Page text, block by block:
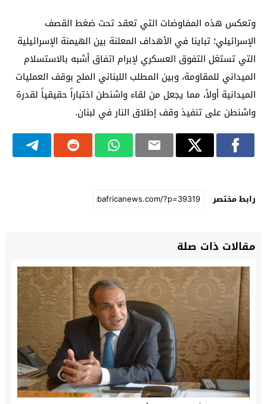
وتعكس هذه المفاوضات التي تعقد تحت ضغط القصف
الإسرائيلي؛ تباينا في الأهداف المعلنة بين الهيمنة الإسرائيلية
التي تستغل التفوق العسكري لإبرام اتفاق أشبه بالاستسلام
الميداني للمقاومة، وبين المطلب اللبناني الملح بوقف العمليات
الميدانية أولاً، مما يجعل من لقاء واشنطن اختباراً حقيقياً لقدرة
واشنطن على تنفيذ وقف إطلاق النار في لبنان.
رابط مختصر
مقالات ذات صلة